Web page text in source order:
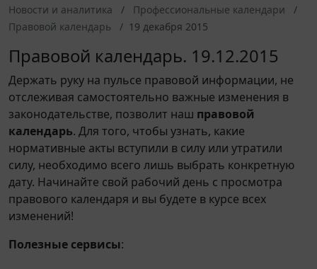
Новости и аналитика
Профессиональные календари
Правовой календарь
19 декабря 2015
Правовой календарь. 19.12.2015
Держать руку на пульсе правовой информации, не
отслеживая самостоятельно важные изменения в
законодательстве, позволит наш правовой
календарь. Для того, чтобы узнать, какие
нормативные акты вступили в силу или утратили
силу, необходимо всего лишь выбрать конкретную
дату. Начинайте свой рабочий день с просмотра
правового календаря и вы будете в курсе всех
изменений!
Полезные сервисы: